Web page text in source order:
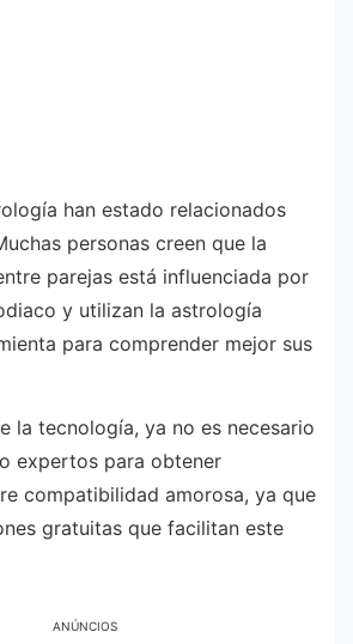
han estado relacionados
personas creen que la
parejas está influenciada por
y utilizan la astrología
para comprender mejor sus
la tecnología, ya no es necesario
expertos para obtener
compatibilidad amorosa, ya que
gratuitas que facilitan este
ANÚNCIOS